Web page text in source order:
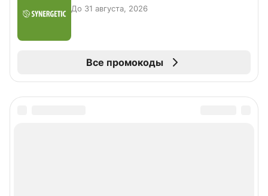
До 31 августа, 2026
Все промокоды